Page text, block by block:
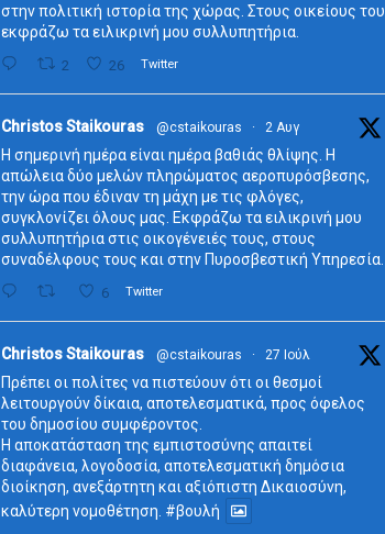
στην πολιτική ιστορία της χώρας. Στους οικείους του
εκφράζω τα ειλικρινή μου συλλυπητήρια.
2 26 Twitter
Christos Staikouras @cstaikouras · 2 Αυγ
Η σημερινή ημέρα είναι ημέρα βαθιάς θλίψης. Η
απώλεια δύο μελών πληρώματος αεροπυρόσβεσης,
την ώρα που έδιναν τη μάχη με τις φλόγες,
συγκλονίζει όλους μας. Εκφράζω τα ειλικρινή μου
συλλυπητήρια στις οικογένειές τους, στους
συναδέλφους τους και στην Πυροσβεστική Υπηρεσία.
6 Twitter
Christos Staikouras @cstaikouras · 27 Ιούλ
Πρέπει οι πολίτες να πιστεύουν ότι οι θεσμοί
λειτουργούν δίκαια, αποτελεσματικά, προς όφελος
του δημοσίου συμφέροντος.
Η αποκατάσταση της εμπιστοσύνης απαιτεί
διαφάνεια, λογοδοσία, αποτελεσματική δημόσια
διοίκηση, ανεξάρτητη και αξιόπιστη Δικαιοσύνη,
καλύτερη νομοθέτηση. #βουλή